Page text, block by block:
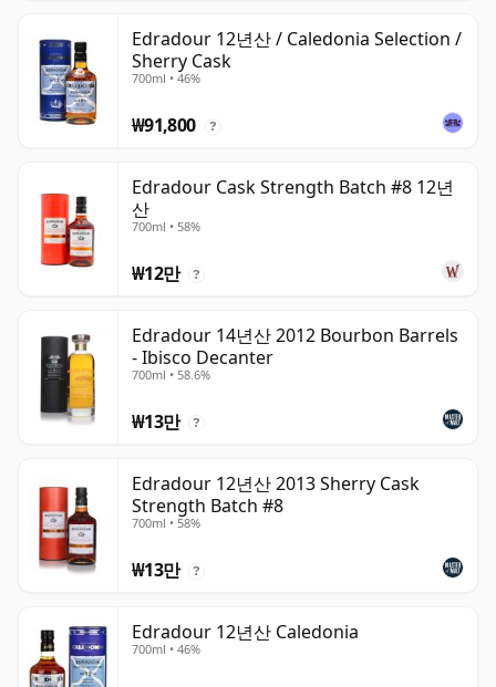
Edradour 12년산 / Caledonia Selection /
Sherry Cask
700ml • 46%
₩91,800 ?
Edradour Cask Strength Batch #8 12년
산
700ml • 58%
₩12만 ?
Edradour 14년산 2012 Bourbon Barrels
- Ibisco Decanter
700ml • 58.6%
₩13만 ?
Edradour 12년산 2013 Sherry Cask
Strength Batch #8
700ml • 58%
₩13만 ?
Edradour 12년산 Caledonia
700ml • 46%